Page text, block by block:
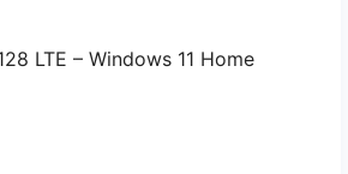
LTE – Windows 11 Home